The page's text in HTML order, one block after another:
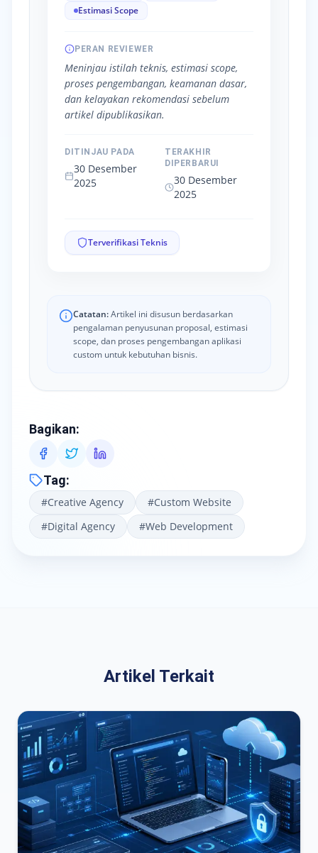
Estimasi Scope
PERAN REVIEWER
Meninjau istilah teknis, estimasi scope,
proses pengembangan, keamanan dasar,
dan kelayakan rekomendasi sebelum
artikel dipublikasikan.
DITINJAU PADA
30 Desember
2025
TERAKHIR
DIPERBARUI
30 Desember
2025
Terverifikasi Teknis
Catatan:Artikel ini disusun berdasarkan
pengalaman penyusunan proposal, estimasi
scope, dan proses pengembangan aplikasi
custom untuk kebutuhan bisnis.
Bagikan:
Tag:
#Creative Agency #Custom Website
#Digital Agency #Web Development
Artikel Terkait